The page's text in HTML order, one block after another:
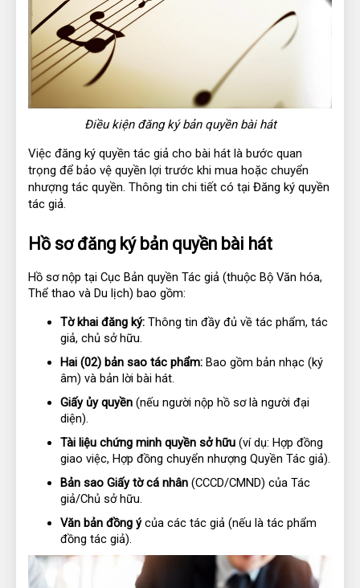
Điều kiện đăng ký bản quyền bài hát
Việc đăng ký quyền tác giả cho bài hát là bước quan
trọng để bảo vệ quyền lợi trước khi mua hoặc chuyển
nhượng tác quyền. Thông tin chi tiết có tại Đăng ký quyền
tác giả.
Hồ sơ đăng ký bản quyền bài hát
Hồ sơ nộp tại Cục Bản quyền Tác giả (thuộc Bộ Văn hóa,
Thể thao và Du lịch) bao gồm:
Tờ khai đăng ký: Thông tin đầy đủ về tác phẩm, tác
giả, chủ sở hữu.
Hai (02) bản sao tác phẩm: Bao gồm bản nhạc (ký
âm) và bản lời bài hát.
Giấy ủy quyền (nếu người nộp hồ sơ là người đại
diện).
Tài liệu chứng minh quyền sở hữu (ví dụ: Hợp đồng
giao việc, Hợp đồng chuyển nhượng Quyền Tác giả).
Bản sao Giấy tờ cá nhân (CCCD/CMND) của Tác
giả/Chủ sở hữu.
Văn bản đồng ý của các tác giả (nếu là tác phẩm
đồng tác giả).